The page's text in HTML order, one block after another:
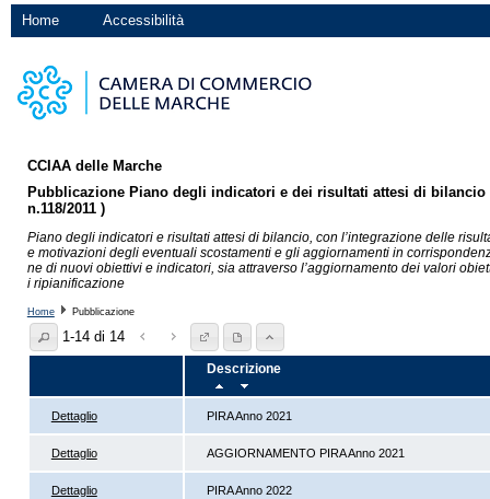
Home Accessibilità
CCIAA delle Marche
Pubblicazione Piano degli indicatori e dei risultati attesi di bilancio
n.118/2011 )
Piano degli indicatori e risultati attesi di bilancio, con l’integrazione delle
e motivazioni degli eventuali scostamenti e gli aggiornamenti in
ne di nuovi obiettivi e indicatori, sia attraverso l’aggiornamento dei valori
i ripianificazione
Home Pubblicazione
1-14 di 14
Descrizione
Dettaglio PIRA Anno 2021
Dettaglio AGGIORNAMENTO PIRA Anno 2021
Dettaglio PIRA Anno 2022